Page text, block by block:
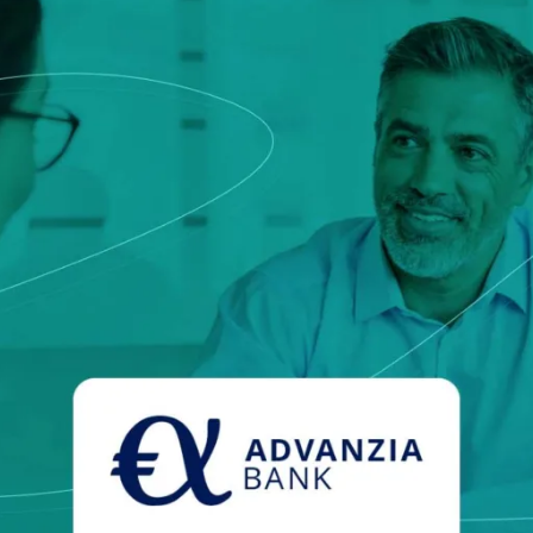
automatizada e em
faturação em vários países
cadeia de suprimentos e o
faturas e dados
e profissionais
conformidade com a legislação
Entrega certificada
Transforme SMS, e-mails e
comunicações com valor legal com
E-mail certificado
Envie mensagens com valor de
certificado com nosso E-mail
qualificados e identidades
Multi QTSP
Nossa solução para